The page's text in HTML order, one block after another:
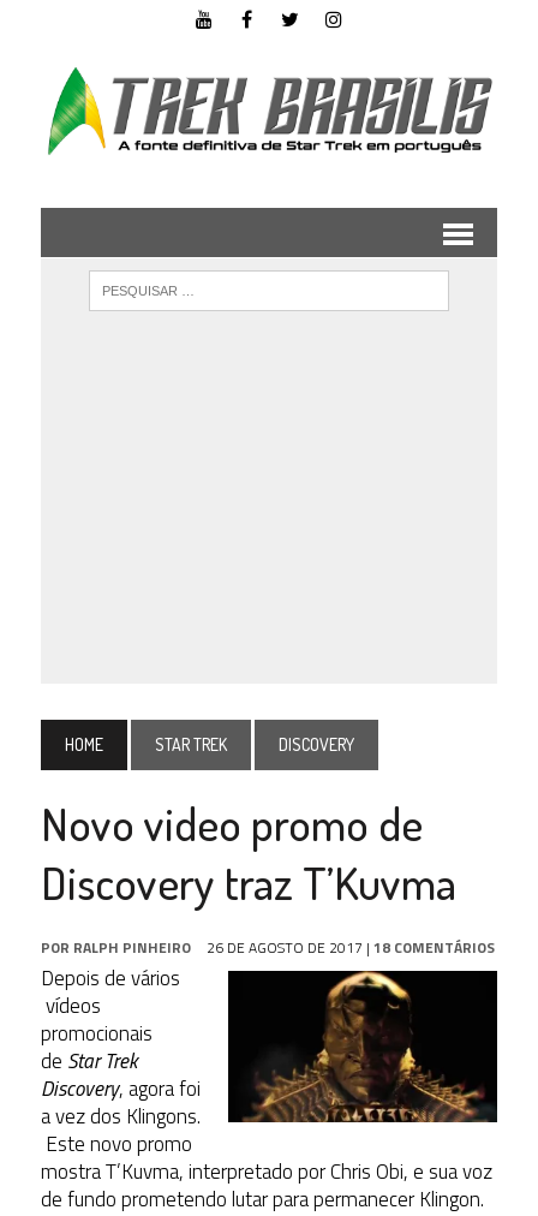
HOME STAR TREK DISCOVERY
Novo video promo de
Discovery traz T’Kuvma
POR RALPH PINHEIRO 26 DE AGOSTO DE 2017 | 18 COMENTÁRIOS
Depois de vários
vídeos
promocionais
de Star Trek
Discovery, agora foi
a vez dos Klingons.
Este novo promo
mostra T’Kuvma, interpretado por Chris Obi, e sua voz
de fundo prometendo lutar para permanecer Klingon.